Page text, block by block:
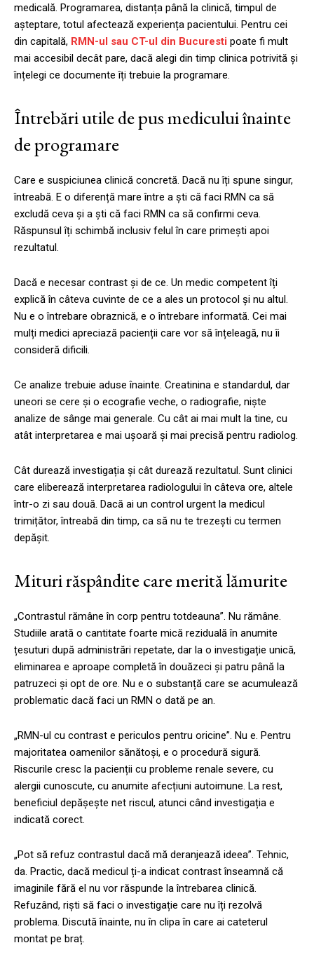
medicală. Programarea, distanța până la clinică, timpul de
așteptare, totul afectează experiența pacientului. Pentru cei
din capitală, RMN-ul sau CT-ul din Bucuresti poate fi mult
mai accesibil decât pare, dacă alegi din timp clinica potrivită și
înțelegi ce documente îți trebuie la programare.
Întrebări utile de pus medicului înainte
de programare
Care e suspiciunea clinică concretă. Dacă nu îți spune singur,
întreabă. E o diferență mare între a ști că faci RMN ca să
excludă ceva și a ști că faci RMN ca să confirmi ceva.
Răspunsul îți schimbă inclusiv felul în care primești apoi
rezultatul.
Dacă e necesar contrast și de ce. Un medic competent îți
explică în câteva cuvinte de ce a ales un protocol și nu altul.
Nu e o întrebare obraznică, e o întrebare informată. Cei mai
mulți medici apreciază pacienții care vor să înțeleagă, nu îi
consideră dificili.
Ce analize trebuie aduse înainte. Creatinina e standardul, dar
uneori se cere și o ecografie veche, o radiografie, niște
analize de sânge mai generale. Cu cât ai mai mult la tine, cu
atât interpretarea e mai ușoară și mai precisă pentru radiolog.
Cât durează investigația și cât durează rezultatul. Sunt clinici
care eliberează interpretarea radiologului în câteva ore, altele
într-o zi sau două. Dacă ai un control urgent la medicul
trimițător, întreabă din timp, ca să nu te trezești cu termen
depășit.
Mituri răspândite care merită lămurite
„Contrastul rămâne în corp pentru totdeauna”. Nu rămâne.
Studiile arată o cantitate foarte mică reziduală în anumite
țesuturi după administrări repetate, dar la o investigație unică,
eliminarea e aproape completă în douăzeci și patru până la
patruzeci și opt de ore. Nu e o substanță care se acumulează
problematic dacă faci un RMN o dată pe an.
„RMN-ul cu contrast e periculos pentru oricine”. Nu e. Pentru
majoritatea oamenilor sănătoși, e o procedură sigură.
Riscurile cresc la pacienții cu probleme renale severe, cu
alergii cunoscute, cu anumite afecțiuni autoimune. La rest,
beneficiul depășește net riscul, atunci când investigația e
indicată corect.
„Pot să refuz contrastul dacă mă deranjează ideea”. Tehnic,
da. Practic, dacă medicul ți-a indicat contrast înseamnă că
imaginile fără el nu vor răspunde la întrebarea clinică.
Refuzând, riști să faci o investigație care nu îți rezolvă
problema. Discută înainte, nu în clipa în care ai cateterul
montat pe braț.